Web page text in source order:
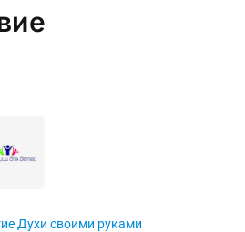
Духи своими руками